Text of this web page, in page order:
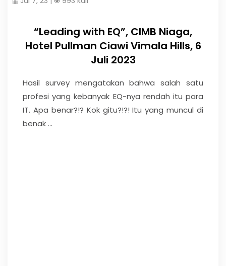
“Leading with EQ”, CIMB Niaga,
Hotel Pullman Ciawi Vimala Hills, 6
Juli 2023
Hasil survey mengatakan bahwa salah satu
profesi yang kebanyak EQ-nya rendah itu para
IT. Apa benar?!? Kok gitu?!?! Itu yang muncul di
benak ...